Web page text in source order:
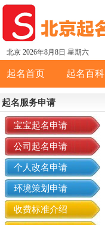
北京 2026年8月8日 星期六
起名首页 起名百科
起名服务申请
宝宝起名申请
公司起名申请
个人改名申请
环境策划申请
收费标准介绍